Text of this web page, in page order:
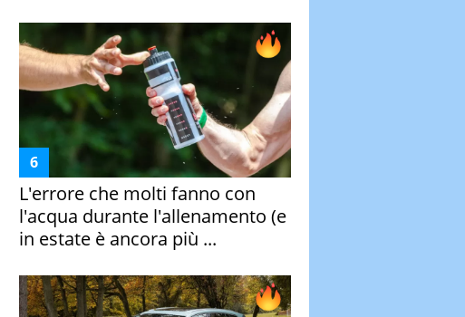
L'errore che molti fanno con
l'acqua durante l'allenamento (e
in estate è ancora più ...